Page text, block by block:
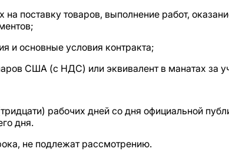
поставку товаров, выполнение работ,
и основные условия контракта;
США (с НДС) или эквивалент в манатах за
рабочих дней со дня официальной
дня.
не подлежат рассмотрению.